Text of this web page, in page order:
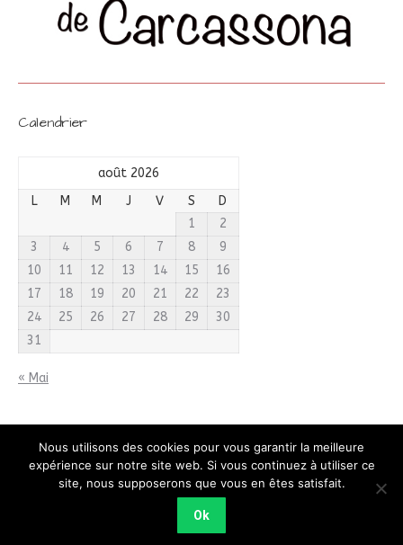
Calendrier
août 2026
L
M M J V S
D
1
2
3
4 5 6 7 8
9
10
11 12 13 14 15
16
17
18 19 20 21 22
23
24
25 26 27 28 29
30
31
« Mai
2018 © Calandreta de Carcassonne | 3 Chemin Dieudonné
Costes 11000 CARCASSONNE | 06 68 47 34 64
Footer
Nous utilisons des cookies pour vous garantir la meilleure
expérience sur notre site web. Si vous continuez à utiliser ce
site, nous supposerons que vous en êtes satisfait.
Ok